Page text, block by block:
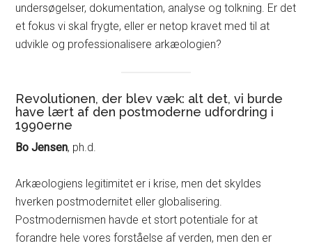
undersøgelser, dokumentation, analyse og tolkning. Er det
et fokus vi skal frygte, eller er netop kravet med til at
udvikle og professionalisere arkæologien?
Revolutionen, der blev væk: alt det, vi burde
have lært af den postmoderne udfordring i
1990erne
Bo Jensen, ph.d.
Arkæologiens legitimitet er i krise, men det skyldes
hverken postmodernitet eller globalisering.
Postmodernismen havde et stort potentiale for at
forandre hele vores forståelse af verden, men den er